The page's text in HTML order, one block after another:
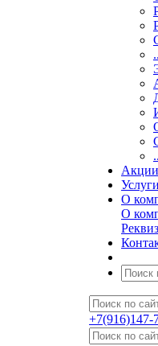
Акции
Услуги
О
О
+7(916)147-